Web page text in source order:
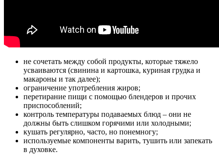
не сочетать между собой продукты, которые тяжело
усваиваются (свинина и картошка, куриная грудка и
макароны и так далее);
ограничение употребления жиров;
перетирание пищи с помощью блендеров и прочих
приспособлений;
контроль температуры подаваемых блюд – они не
должны быть слишком горячими или холодными;
кушать регулярно, часто, но понемногу;
используемые компоненты варить, тушить или запекать
в духовке.